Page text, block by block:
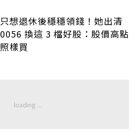
只想退休後穩穩領錢！她出清
0056 換這 3 檔好股：股價高點
照樣買